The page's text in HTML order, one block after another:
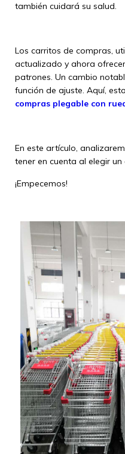
también cuidará su salud.
Los carritos de compras,
actualizado y ahora
patrones. Un cambio
función de ajuste. Aquí,
compras plegable con
En este artículo,
tener en cuenta al elegir
¡Empecemos!